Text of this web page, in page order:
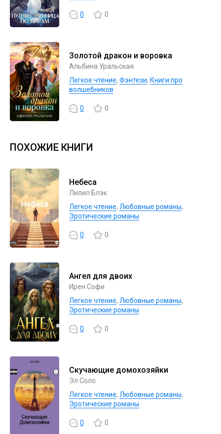
0 0
Золотой дракон и воровка
Альбина Уральская
Легкое чтение, Фэнтези, Книги про
волшебников
0 0
ПОХОЖИЕ КНИГИ
Небеса
Лилил Блэк
Легкое чтение, Любовные романы,
Эротические романы
0 0
Ангел для двоих
Ирен Софи
Легкое чтение, Любовные романы,
Эротические романы
0 0
Скучающие домохозяйки
Эл Соло
Легкое чтение, Любовные романы,
Эротические романы
0 0